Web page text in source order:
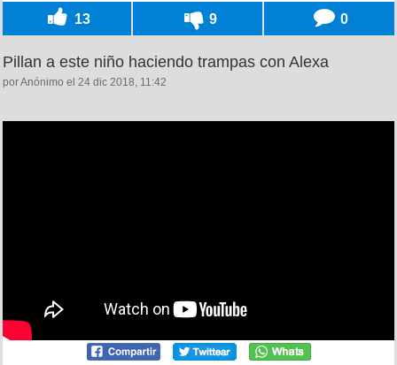
13 9 0
Pillan a este niño haciendo trampas con Alexa
por Anónimo el 24 dic 2018, 11:42